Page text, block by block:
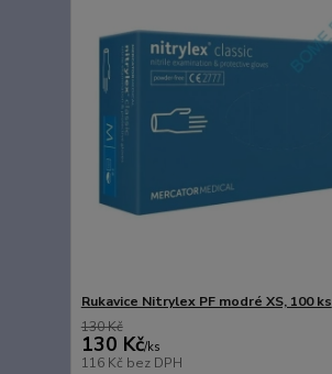
Rukavice Nitrylex PF modré XS, 100 ks
130 Kč
130 Kč/ks
116 Kč bez DPH